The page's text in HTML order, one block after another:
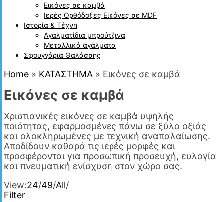
Εικόνες σε καμβά
Ιερές Ορθόδοξες Εικόνες σε MDF
Ιστορία & Τέχνη
Αγαλματίδια μπρούτζινα
Μεταλλικά αγάλματα
Σφουγγάρια Θαλάσσης
Home » ΚΑΤΑΣΤΗΜΑ » Εικόνες σε καμβά
Εικόνες σε καμβά
Χριστιανικές εικόνες σε καμβά υψηλής
ποιότητας, εφαρμοσμένες πάνω σε ξύλο οξιάς
και ολοκληρωμένες με τεχνική αναπαλαίωσης.
Αποδίδουν καθαρά τις ιερές μορφές και
προσφέρονται για προσωπική προσευχή, ευλογία
και πνευματική ενίσχυση στον χώρο σας.
View:24/49/All/
Filter